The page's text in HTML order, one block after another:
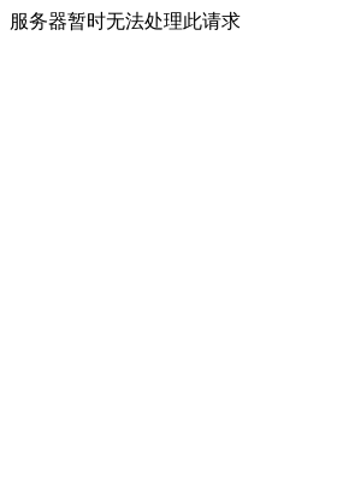
服务器暂时无法处理此请求